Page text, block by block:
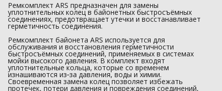
Ремкомплект ARS предназначен для замены
уплотнительных колец в байонетных быстросъёмных
соединениях, предотвращает утечки и восстанавливает
герметичность соединения.
Ремкомплект байонета ARS используется для
обслуживания и восстановления герметичности
быстросъёмных соединений, применяемых в системах
мойки высокого давления. В комплект входят
уплотнительные кольца, которые со временем
изнашиваются из‑за давления, воды и химии.
Своевременная замена колец позволяет избежать
протечек, потери давления и повреждения соединений,